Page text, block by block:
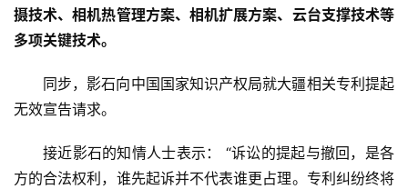
摄技术、相机热管理方案、相机扩展方案、云台支撑技术等
多项关键技术。
同步，影石向中国国家知识产权局就大疆相关专利提起
无效宣告请求。
接近影石的知情人士表示： “诉讼的提起与撤回，是各
方的合法权利，谁先起诉并不代表谁更占理。专利纠纷终将